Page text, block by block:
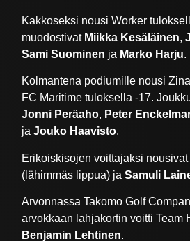
Kakkoseksi nousi Worker
muodostivat Miikka Kesäläinen,
Sami Suominen ja Marko Harju.
Kolmantena podiumille nousi
FC Maritime tuloksella -17.
Jonni Peräaho, Peter
jaJouko Haavisto.
Erikoiskisojen voittajaksi nousivat
(lähimmäs lippua) ja Samuli
Arvonnassa Takomo Golf
arvokkaan lahjakortin voitti Team
Benjamin Lehtinen.